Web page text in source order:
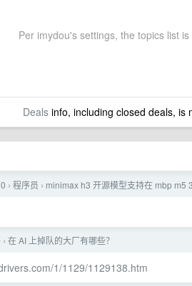
Per imydou's settings, the topics list is
Dealsinfo, including closed deals, is
› 程序员 › minimax h3 开源模型支持在 mbp m5
› 在 AI 上掉队的大厂有哪些？
1/1129/1129138.htm